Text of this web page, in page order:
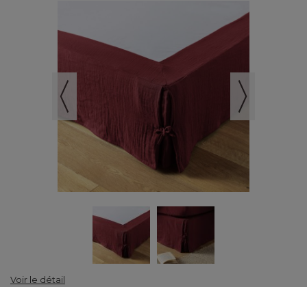
Voir le détail